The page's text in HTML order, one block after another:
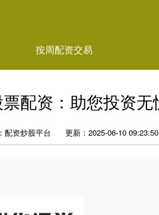
按周配资交易
配资：助您投资无
配资炒股平台 更新：2025-06-10 09:23:50